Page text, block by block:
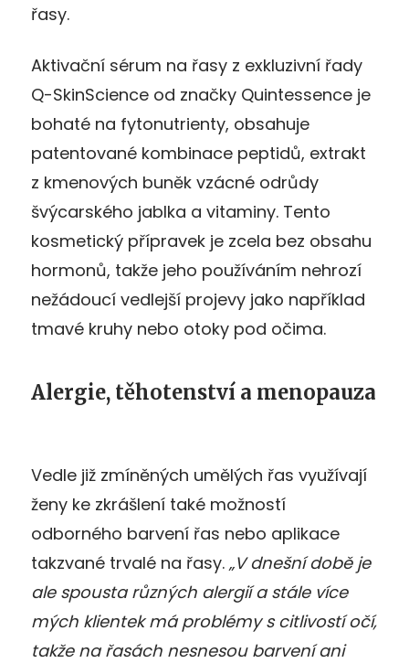
řasy.
Aktivační sérum na řasy z exkluzivní řady
Q-SkinScience od značky Quintessence je
bohaté na fytonutrienty, obsahuje
patentované kombinace peptidů, extrakt
z kmenových buněk vzácné odrůdy
švýcarského jablka a vitaminy. Tento
kosmetický přípravek je zcela bez obsahu
hormonů, takže jeho používáním nehrozí
nežádoucí vedlejší projevy jako například
tmavé kruhy nebo otoky pod očima.
Alergie, těhotenství a menopauza
Vedle již zmíněných umělých řas využívají
ženy ke zkrášlení také možností
odborného barvení řas nebo aplikace
takzvané trvalé na řasy. „V dnešní době je
ale spousta různých alergií a stále více
mých klientek má problémy s citlivostí očí,
takže na řasách nesnesou barvení ani